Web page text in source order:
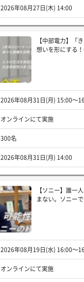
2026年08月27日(木) 14:00
【中部電力】「
想いを形にする
2026年08月31日(月) 15:00〜
オンラインにて実施
300名
2026年08月31日(月) 14:00
【ソニー】誰一
まない。ソニーで
2026年08月19日(水) 16:00〜
オンラインにて実施